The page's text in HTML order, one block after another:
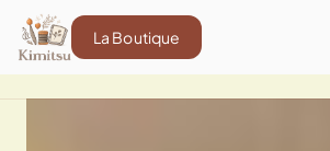
La Boutique